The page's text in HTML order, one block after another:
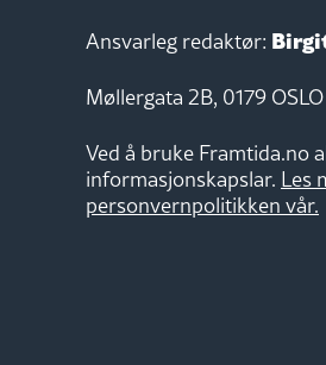
Ansvarleg redaktør:
Møllergata 2B, 0179 OSLO
Ved å bruke Framtida.no
informasjonskapslar. Les
personvernpolitikken vår.